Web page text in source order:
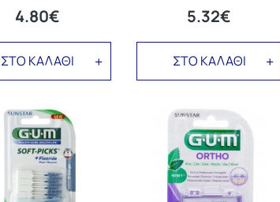
4.80€
ΣΤΟ ΚΑΛΑΘΙ
5.32€
ΣΤΟ ΚΑΛΑΘΙ